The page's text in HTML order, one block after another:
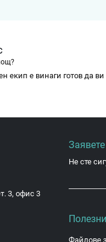
екип е винаги готов да ви
3, офис 3
Не сте
Файлове